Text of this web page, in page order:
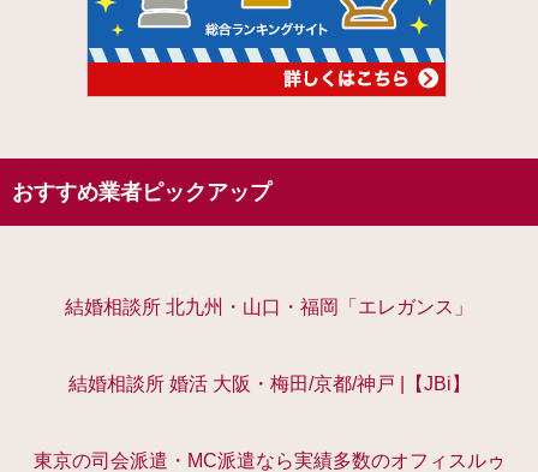
おすすめ業者ピックアップ
結婚相談所 北九州・山口・福岡「エレガンス」
結婚相談所 婚活 大阪・梅田/京都/神戸 |【JBi】
東京の司会派遣・MC派遣なら実績多数のオフィスルゥ